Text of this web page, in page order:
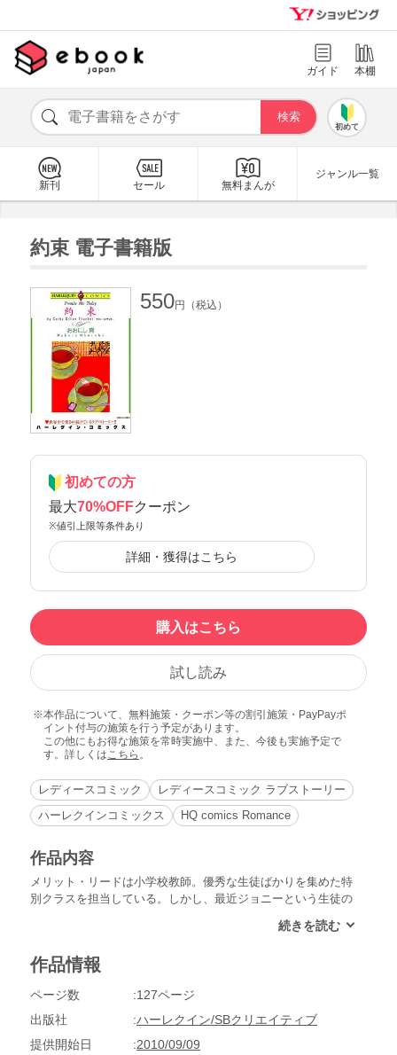
ガイド 本棚
初めて
新刊 セール 無料まんが
ジャンル一覧
約束 電子書籍版
550円（税込）
初めての方
最大70%OFFクーポン
※値引上限等条件あり
詳細・獲得はこちら
購入はこちら
試し読み
本作品について、無料施策・クーポン等の割引施策・PayPayポ
イント付与の施策を行う予定があります。
この他にもお得な施策を常時実施中、また、今後も実施予定で
す。詳しくはこちら 。
レディースコミック
レディースコミック ラブストーリー
ハーレクインコミックス
HQ comics Romance
作品内容
メリット・リードは小学校教師。優秀な生徒ばかりを集めた特
別クラスを担当している。しかし、最近ジョニーという生徒の
と話し合う。甥を気遣う優しさにメリットは惹かれた。だが、
い事件が…。
作品情報
ページ数
127ページ
出版社
ハーレクイン/SBクリエイティブ
提供開始日
2010/09/09